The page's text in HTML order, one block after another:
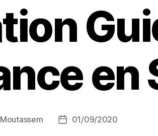
en
Moutassem
Date01/09/2020